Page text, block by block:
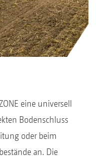
eine universell
Bodenschluss
oder beim
an. Die